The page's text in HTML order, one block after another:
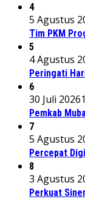
4
5 Agustus
Tim PKM
5
4 Agustus
Peringati
6
30 Juli 2026
Pemkab
7
5 Agustus
Percepat
8
3 Agustus
Perkuat